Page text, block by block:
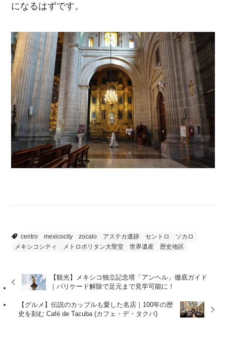
になるはずです。
centro
mexicocity zocalo アステカ遺跡 セントロ
ソカロ
メキシコシティ
メトロポリタン大聖堂 世界遺産 歴史地区
【観光】メキシコ独立記念塔「アンヘル」徹底ガイド
｜バリケード解除で足元まで見学可能に！
【グルメ】伝説のカップルも愛した名店｜100年の歴
史を刻む Café de Tacuba (カフェ・デ・タクバ)